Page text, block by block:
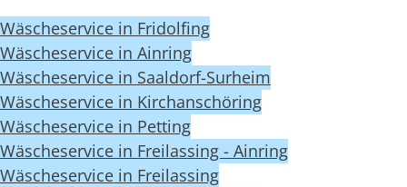
Wäscheservice in Fridolfing
Wäscheservice in Ainring
Wäscheservice in Saaldorf-Surheim
Wäscheservice in Kirchanschöring
Wäscheservice in Petting
Wäscheservice in Freilassing - Ainring
Wäscheservice in Freilassing